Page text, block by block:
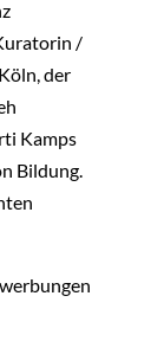
/
der
Kamps
Bildung.